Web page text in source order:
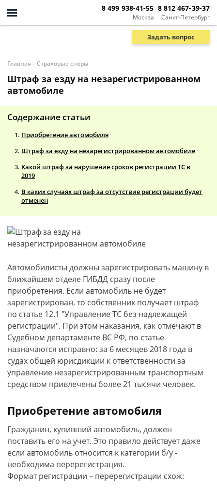
Москва
8 499 938-41-55
Санкт-Петербург
8 812 467-39-37
Задать вопрос
Главная - Страховые споры
Штраф за езду на незарегистрированном
автомобиле
Содержание статьи
Приобретение автомобиля
Штраф за езду на незарегистрированном автомобиле
Какой штраф за нарушение сроков регистрации ТС в
2019
В каких случаях штраф за отсутствие регистрации будет
отменен
Автомобилисты должны зарегистрировать машину в
ближайшем отделе ГИБДД сразу после
приобретения. Если автомобиль не будет
зарегистрирован, то собственник получает штраф
по статье 12.1 "Управление ТС без надлежащей
регистрации". При этом наказания, как отмечают в
Судебном департаменте ВС РФ, по статье
назначаются исправно: за 6 месяцев 2018 года в
судах общей юрисдикции к ответственности за
управление незарегистрированным транспортным
средством привлечены более 21 тысячи человек.
Приобретение автомобиля
Гражданин, купивший автомобиль, должен
поставить его на учет. Это правило действует даже
если автомобиль относится к категории б/у -
необходима перерегистрация.
Формат регистрации – перерегистрации схож: